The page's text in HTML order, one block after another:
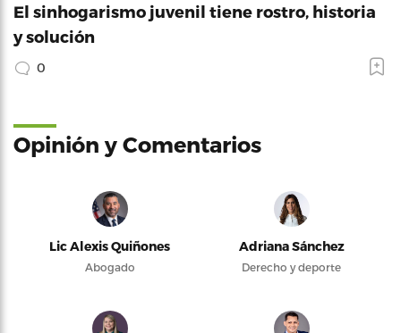
El sinhogarismo juvenil tiene rostro, historia
y solución
0
Opinión y Comentarios
Lic Alexis Quiñones
Abogado
Adriana Sánchez
Derecho y deporte